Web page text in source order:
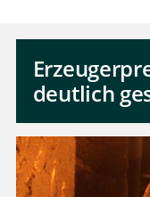
deutlich